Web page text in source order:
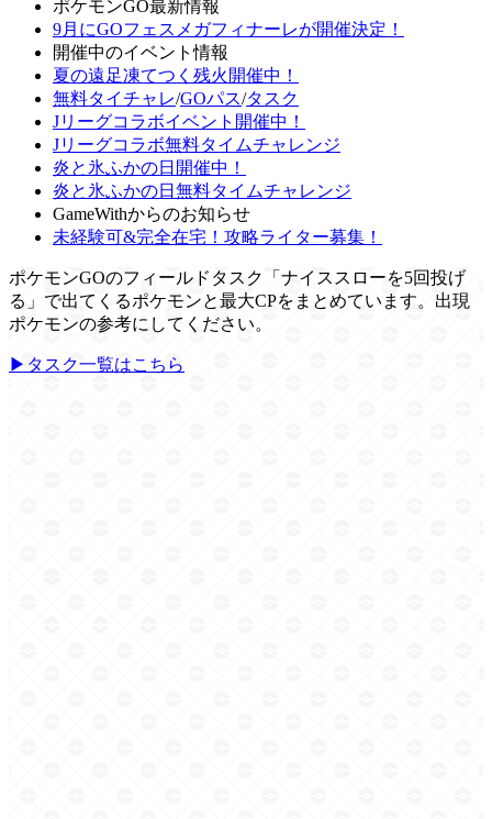
ポケモンGO最新情報
9月にGOフェスメガフィナーレが開催決定！
開催中のイベント情報
夏の遠足凍てつく残火開催中！
無料タイチャレ/GOパス/タスク
Jリーグコラボイベント開催中！
Jリーグコラボ無料タイムチャレンジ
炎と氷ふかの日開催中！
炎と氷ふかの日無料タイムチャレンジ
GameWithからのお知らせ
未経験可&完全在宅！攻略ライター募集！
ポケモンGOのフィールドタスク「ナイススローを5回投げ
る」で出てくるポケモンと最大CPをまとめています。出現
ポケモンの参考にしてください。
▶タスク一覧はこちら